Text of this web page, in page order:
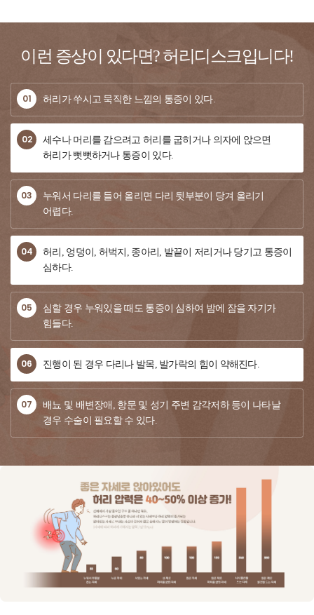
이런 증상이 있다면?허리디스크입니다!
01 허리가 쑤시고 묵직한 느낌의 통증이 있다.
02
세수나 머리를 감으려고 허리를 굽히거나 의자에 앉으면
허리가 뻣뻣하거나 통증이 있다.
03
누워서 다리를 들어 올리면 다리 뒷부분이 당겨 올리기
어렵다.
04
허리, 엉덩이, 허벅지, 종아리, 발끝이 저리거나 당기고 통증이
심하다.
05
심할 경우 누워있을 때도 통증이 심하여 밤에 잠을 자기가
힘들다.
06 진행이 된 경우 다리나 발목, 발가락의 힘이 약해진다.
07
배뇨 및 배변장애, 항문 및 성기 주변 감각저하 등이 나타날
경우 수술이 필요할 수 있다.